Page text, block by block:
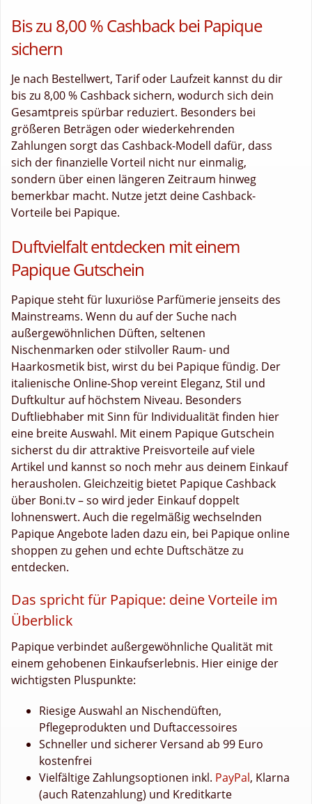
Bis zu 8,00 % Cashback bei Papique
sichern
Je nach Bestellwert, Tarif oder Laufzeit kannst du dir
bis zu 8,00 % Cashback sichern, wodurch sich dein
Gesamtpreis spürbar reduziert. Besonders bei
größeren Beträgen oder wiederkehrenden
Zahlungen sorgt das Cashback-Modell dafür, dass
sich der finanzielle Vorteil nicht nur einmalig,
sondern über einen längeren Zeitraum hinweg
bemerkbar macht. Nutze jetzt deine Cashback-
Vorteile bei Papique.
Duftvielfalt entdecken mit einem
Papique Gutschein
Papique steht für luxuriöse Parfümerie jenseits des
Mainstreams. Wenn du auf der Suche nach
außergewöhnlichen Düften, seltenen
Nischenmarken oder stilvoller Raum- und
Haarkosmetik bist, wirst du bei Papique fündig. Der
italienische Online-Shop vereint Eleganz, Stil und
Duftkultur auf höchstem Niveau. Besonders
Duftliebhaber mit Sinn für Individualität finden hier
eine breite Auswahl. Mit einem Papique Gutschein
sicherst du dir attraktive Preisvorteile auf viele
Artikel und kannst so noch mehr aus deinem Einkauf
herausholen. Gleichzeitig bietet Papique Cashback
über Boni.tv – so wird jeder Einkauf doppelt
lohnenswert. Auch die regelmäßig wechselnden
Papique Angebote laden dazu ein, bei Papique online
shoppen zu gehen und echte Duftschätze zu
entdecken.
Das spricht für Papique: deine Vorteile im
Überblick
Papique verbindet außergewöhnliche Qualität mit
einem gehobenen Einkaufserlebnis. Hier einige der
wichtigsten Pluspunkte:
Riesige Auswahl an Nischendüften,
Pflegeprodukten und Duftaccessoires
Schneller und sicherer Versand ab 99 Euro
kostenfrei
Vielfältige Zahlungsoptionen inkl. PayPal, Klarna
(auch Ratenzahlung) und Kreditkarte